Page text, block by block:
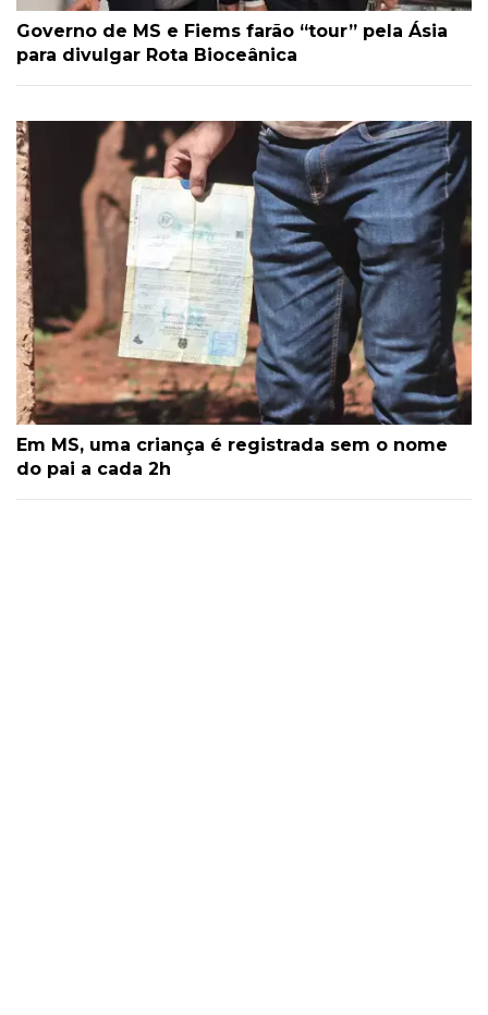
Governo de MS e Fiems farão “tour” pela Ásia
para divulgar Rota Bioceânica
Em MS, uma criança é registrada sem o nome
do pai a cada 2h